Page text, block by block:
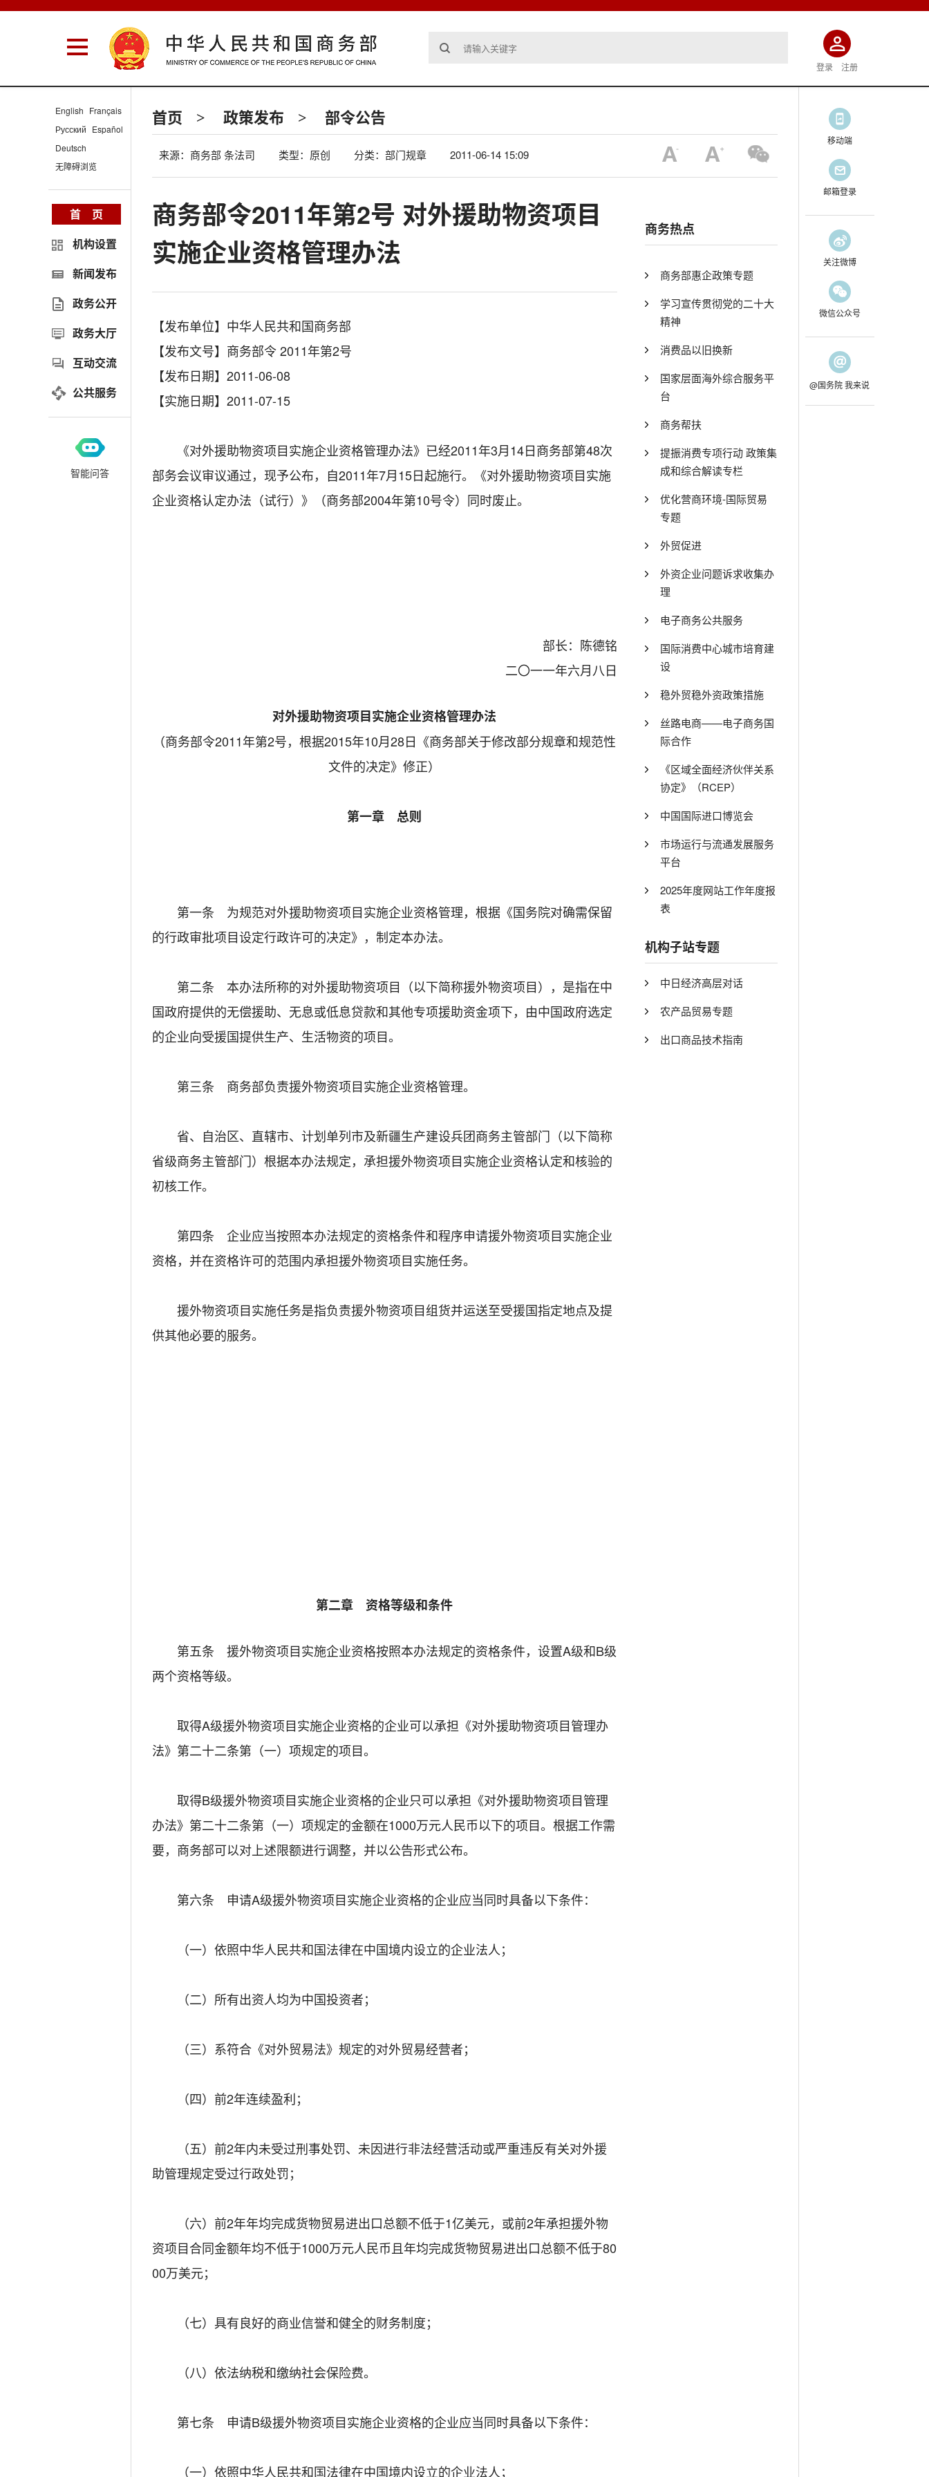
登录 注册
首页 > 政策发布 > 部令公告
来源：商务部 条法司 类型：原创 分类：部门规章 2011-06-14 15:09
商务部令2011年第2号 对外援助物资项目
实施企业资格管理办法
【发布单位】中华人民共和国商务部
【发布文号】商务部令 2011年第2号
【发布日期】2011-06-08
【实施日期】2011-07-15
《对外援助物资项目实施企业资格管理办法》已经2011年3月14日商务部第48次
部务会议审议通过，现予公布，自2011年7月15日起施行。《对外援助物资项目实施
企业资格认定办法（试行）》（商务部2004年第10号令）同时废止。
部长：陈德铭
二〇一一年六月八日
对外援助物资项目实施企业资格管理办法
（商务部令2011年第2号，根据2015年10月28日《商务部关于修改部分规章和规范性
文件的决定》修正）
第一章 总则
第一条 为规范对外援助物资项目实施企业资格管理，根据《国务院对确需保留
的行政审批项目设定行政许可的决定》，制定本办法。
第二条 本办法所称的对外援助物资项目（以下简称援外物资项目），是指在中
国政府提供的无偿援助、无息或低息贷款和其他专项援助资金项下，由中国政府选定
的企业向受援国提供生产、生活物资的项目。
第三条 商务部负责援外物资项目实施企业资格管理。
省、自治区、直辖市、计划单列市及新疆生产建设兵团商务主管部门（以下简称
省级商务主管部门）根据本办法规定，承担援外物资项目实施企业资格认定和核验的
初核工作。
第四条 企业应当按照本办法规定的资格条件和程序申请援外物资项目实施企业
资格，并在资格许可的范围内承担援外物资项目实施任务。
援外物资项目实施任务是指负责援外物资项目组货并运送至受援国指定地点及提
供其他必要的服务。
第二章 资格等级和条件
第五条 援外物资项目实施企业资格按照本办法规定的资格条件，设置A级和B级
两个资格等级。
取得A级援外物资项目实施企业资格的企业可以承担《对外援助物资项目管理办
法》第二十二条第（一）项规定的项目。
取得B级援外物资项目实施企业资格的企业只可以承担《对外援助物资项目管理
办法》第二十二条第（一）项规定的金额在1000万元人民币以下的项目。根据工作需
要，商务部可以对上述限额进行调整，并以公告形式公布。
第六条 申请A级援外物资项目实施企业资格的企业应当同时具备以下条件：
（一）依照中华人民共和国法律在中国境内设立的企业法人；
（二）所有出资人均为中国投资者；
（三）系符合《对外贸易法》规定的对外贸易经营者；
（四）前2年连续盈利；
（五）前2年内未受过刑事处罚、未因进行非法经营活动或严重违反有关对外援
助管理规定受过行政处罚；
（六）前2年年均完成货物贸易进出口总额不低于1亿美元，或前2年承担援外物
资项目合同金额年均不低于1000万元人民币且年均完成货物贸易进出口总额不低于80
00万美元；
（七）具有良好的商业信誉和健全的财务制度；
（八）依法纳税和缴纳社会保险费。
第七条 申请B级援外物资项目实施企业资格的企业应当同时具备以下条件：
（一）依照中华人民共和国法律在中国境内设立的企业法人；
商务热点
商务部惠企政策专题
学习宣传贯彻党的二十大
精神
消费品以旧换新
国家层面海外综合服务平
台
商务帮扶
提振消费专项行动 政策集
成和综合解读专栏
优化营商环境-国际贸易
专题
外贸促进
外资企业问题诉求收集办
理
电子商务公共服务
国际消费中心城市培育建
设
稳外贸稳外资政策措施
丝路电商——电子商务国
际合作
《区域全面经济伙伴关系
协定》（RCEP）
中国国际进口博览会
市场运行与流通发展服务
平台
2025年度网站工作年度报
表
机构子站专题
中日经济高层对话
农产品贸易专题
出口商品技术指南
English Français
Русский Español
Deutsch
无障碍浏览
首 页
机构设置
新闻发布
政务公开
政务大厅
互动交流
公共服务
智能问答
移动端
邮箱登录
关注微博
微信公众号
@国务院 我来说